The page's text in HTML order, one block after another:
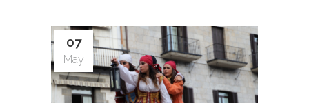
07
May